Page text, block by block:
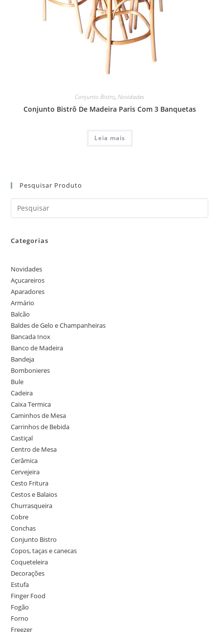
Conjunto Bistro, Novidades
Conjunto Bistrô De Madeira Paris Com 3 Banquetas
Leia mais
Pesquisar Produto
Categorias
Novidades
Açucareiros
Aparadores
Armário
Balcão
Baldes de Gelo e Champanheiras
Bancada Inox
Banco de Madeira
Bandeja
Bombonieres
Bule
Cadeira
Caixa Termica
Caminhos de Mesa
Carrinhos de Bebida
Castiçal
Centro de Mesa
Cerâmica
Cervejeira
Cesto Fritura
Cestos e Balaios
Churrasqueira
Cobre
Conchas
Conjunto Bistro
Copos, taças e canecas
Coqueteleira
Decorações
Estufa
Finger Food
Fogão
Forno
Freezer